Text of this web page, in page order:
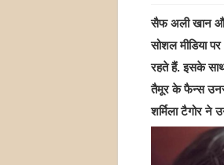
सैफ अली खान
सोशल मीडिया
रहते हैं. इसके
तैमूर के फैन्स उनसे
शर्मिला टैगोर